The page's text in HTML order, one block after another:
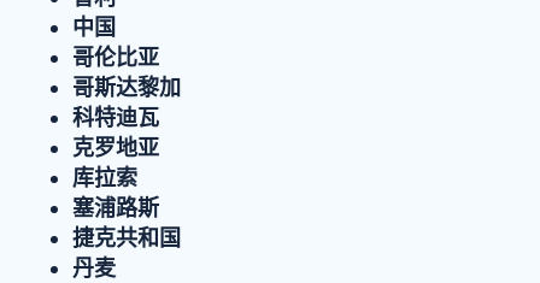
中国
哥伦比亚
哥斯达黎加
科特迪瓦
克罗地亚
库拉索
塞浦路斯
捷克共和国
丹麦